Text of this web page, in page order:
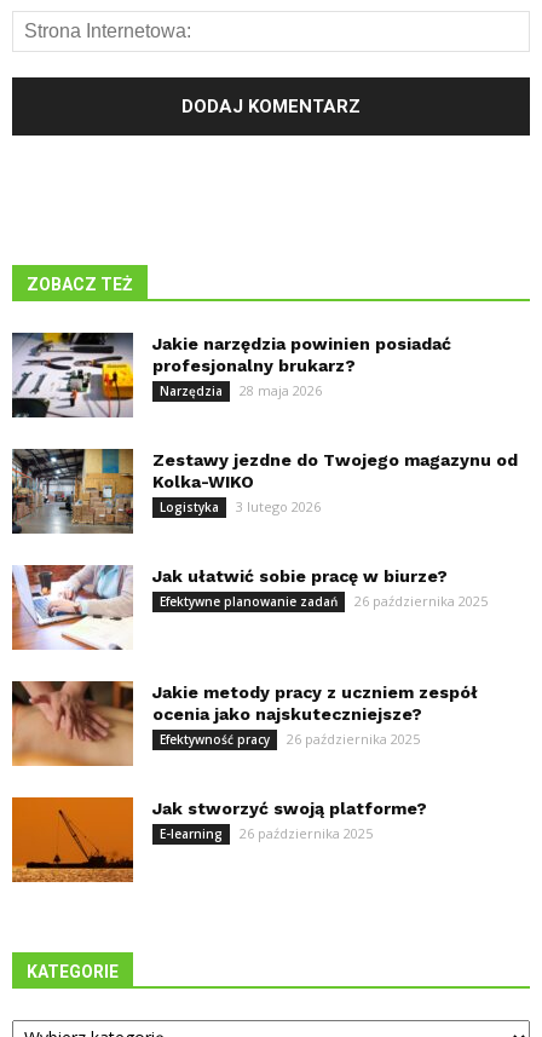
ZOBACZ TEŻ
Jakie narzędzia powinien posiadać
profesjonalny brukarz?
Narzędzia 28 maja 2026
Zestawy jezdne do Twojego magazynu od
Kolka-WIKO
Logistyka 3 lutego 2026
Jak ułatwić sobie pracę w biurze?
Efektywne planowanie zadań 26 października 2025
Jakie metody pracy z uczniem zespół
ocenia jako najskuteczniejsze?
Efektywność pracy 26 października 2025
Jak stworzyć swoją platforme?
E-learning 26 października 2025
KATEGORIE
Kategorie